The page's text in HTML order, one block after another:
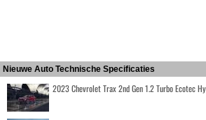
Nieuwe Auto Technische Specificaties
2023 Chevrolet Trax 2nd Gen 1.2 Turbo Ecotec